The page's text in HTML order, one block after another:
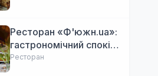
Ресторан «Ф'южн.ua»:
гастрономічний спокій
Ужгорода. Авторська
Ресторан